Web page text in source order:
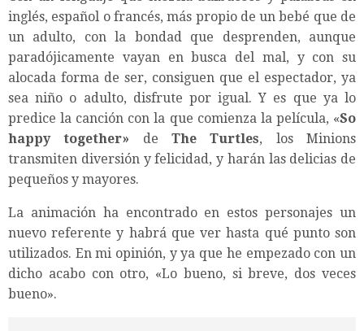
inglés, español o francés, más propio de un bebé que de
un adulto, con la bondad que desprenden, aunque
paradójicamente vayan en busca del mal, y con su
alocada forma de ser, consiguen que el espectador, ya
sea niño o adulto, disfrute por igual. Y es que ya lo
predice la canción con la que comienza la película, «So
happy together» deThe Turtles, los Minions
transmiten diversión y felicidad, y harán las delicias de
pequeños y mayores.
La animación ha encontrado en estos personajes un
nuevo referente y habrá que ver hasta qué punto son
utilizados. En mi opinión, y ya que he empezado con un
dicho acabo con otro, «Lo bueno, si breve, dos veces
bueno».